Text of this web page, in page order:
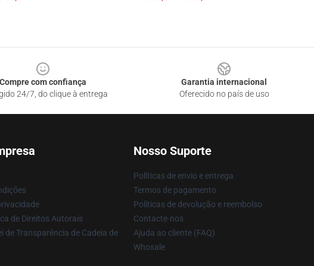
Compre com confiança
24/7, do clique à entrega
Garantia internacional
Oferecido no país de uso
de Direitos Autorais
de Transparência de Cadeia de
Nosso Suporte
Políticas de envio e entrega
Termos de pagamento
Políticas de devolução e reembolso
Contacte-nos
Ajuda ao cliente (FAQ)
Whosale